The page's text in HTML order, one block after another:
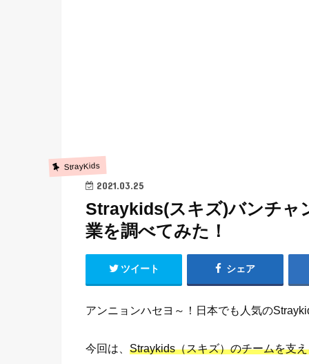
StrayKids
2021.03.25
Straykids(スキズ)バンチャ
業を調べてみた！
ツイート シェア
アンニョンハセヨ～！日本でも人気の
今回は、 Straykids（スキズ）のチームを支